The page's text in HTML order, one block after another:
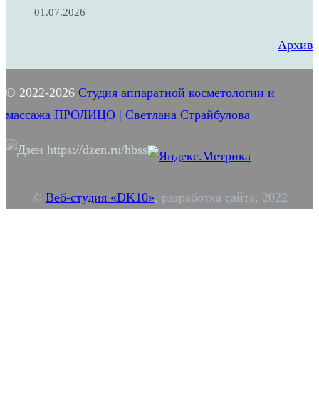
01.07.2026
Архив
© 2022-2026 Студия аппаратной косметологии и
массажа ПРОЛИЦО | Светлана Страйбулова
© Веб-студия «DK10», разработка сайта, 2022